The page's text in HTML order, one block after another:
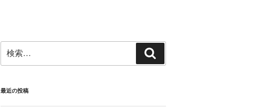
索:
索
最近の投稿